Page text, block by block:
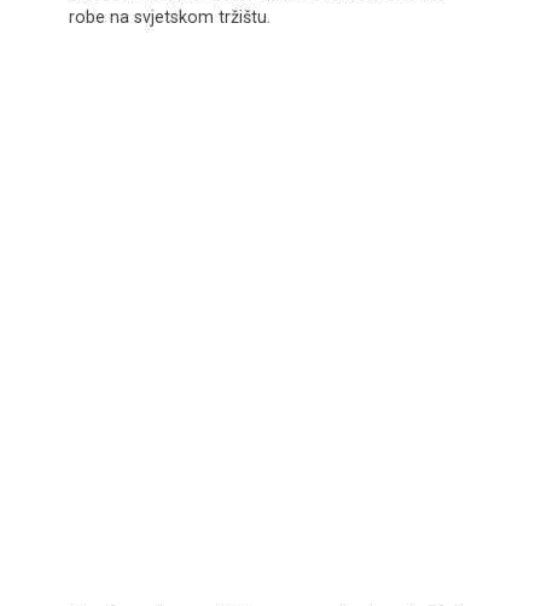
robe na svjetskom tržištu.